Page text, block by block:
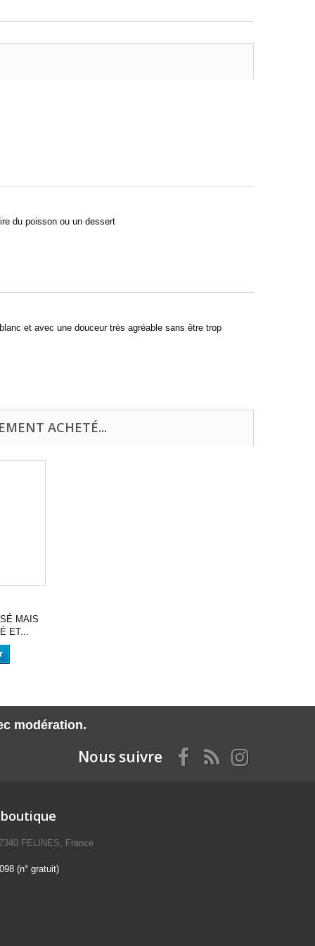
du poisson ou un dessert
et avec une douceur très agréable sans être trop
ACHETÉ...
MAIS
ET...
modération.
Nous suivre
FELINES, France
(n° gratuit)